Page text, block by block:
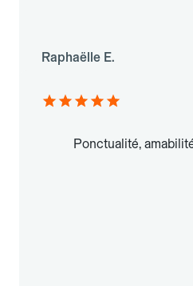
Raphaëlle E.
Ponctualité,